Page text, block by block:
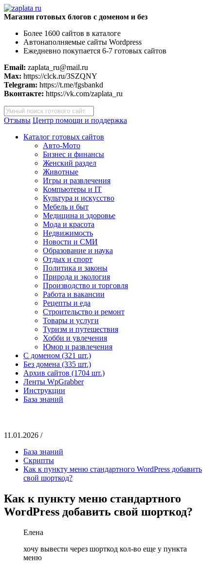
Магазин готовых блогов с доменом и без
Более 1600 сайтов в каталоге
Автонаполняемые сайты Wordpress
Ежедневно покупается 6-7 готовых сайтов
Email: zaplata_ru@mail.ru
Max: https://clck.ru/3SZQNY
Telegram: https://t.me/fgsbankd
Вконтакте: https://vk.com/zaplata_ru
Поиск
товаров
Отзывы Центр помощи и поддержка
Каталог готовых сайтов
Авто-Мото
Бизнес и финансы
Женский раздел
Животные
Игры и развлечения
Компьютеры и IT
Культура и искусство
Мебель и быт
Медицина и здоровье
Мода и красота
Недвижимость
Новости и СМИ
Образование и наука
Отдых и спорт
Политика и законы
Природа и экология
Производство и торговля
Работа и вакансии
Рецепты и еда
Строительство и ремонт
Товары и услуги
Туризм и путешествия
Хобби и увлечения
Юмор и развлечения
С доменом (321 шт.)
Без домена (335 шт.)
Архив сайтов (1704 шт.)
Ленты WpGrabber
Инструкции
База знаний
11.01.2026 /
База знаний
Скрипты
Как к пункту меню стандартного WordPress добавить
свой шорткод?
Как к пункту меню стандартного
WordPress добавить свой шорткод?
Елена
хочу вывести через шорткод кол-во еще у пункта
меню